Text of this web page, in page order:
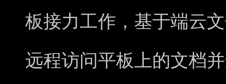
板接力工作，基于端云
远程访问平板上的文档